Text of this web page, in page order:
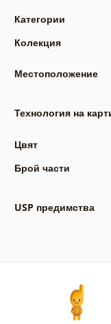
Категории
Колекция
Местоположение
Технология на
Цвят
Брой части
USP предимства